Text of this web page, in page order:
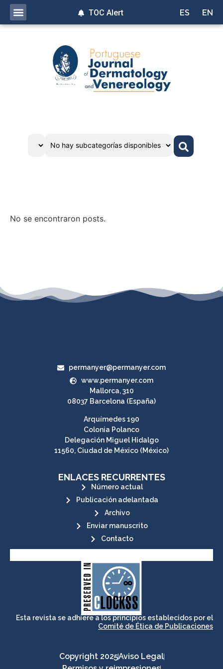
ES EN
TOC Alert
No se encontraron posts.
permanyer@permanyer.com
www.permanyer.com
Mallorca, 310
08037 Barcelona (España)
Arquímedes 190
Colonia Polanco
Delegación Miguel Hidalgo
11560, Ciudad de México (México)
ENLACES RECURRENTES
Número actual
Publicación adelantada
Archivo
Enviar manuscrito
Contacto
CLOCKSS is a dak archive that
ensures the long-term survival
of web-based scholary
publications, governed by and for
its stakeholders.
Esta revista se adhiere a los principios establecidos por el
Comité de Ética de Publicaciones
Copyright 2025Aviso Legal